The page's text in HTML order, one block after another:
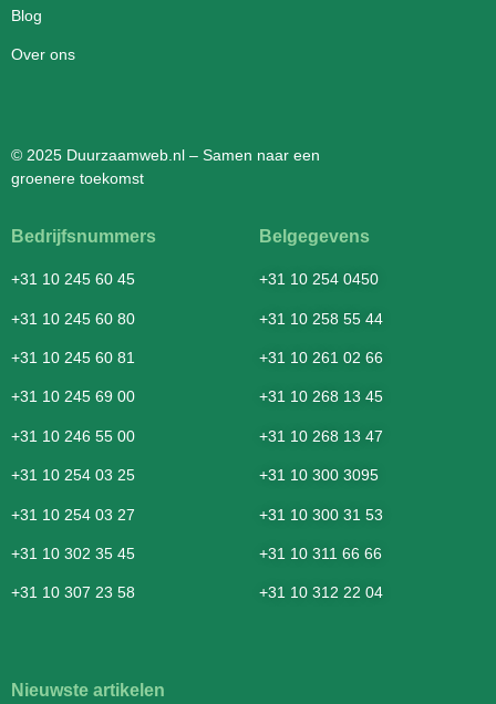
Blog
Over ons
© 2025 Duurzaamweb.nl – Samen naar een
groenere toekomst
Bedrijfsnummers
+31 10 245 60 45
+31 10 245 60 80
+31 10 245 60 81
+31 10 245 69 00
+31 10 246 55 00
+31 10 254 03 25
+31 10 254 03 27
+31 10 302 35 45
+31 10 307 23 58
Belgegevens
+31 10 254 0450
+31 10 258 55 44
+31 10 261 02 66
+31 10 268 13 45
+31 10 268 13 47
+31 10 300 3095
+31 10 300 31 53
+31 10 311 66 66
+31 10 312 22 04
Nieuwste artikelen